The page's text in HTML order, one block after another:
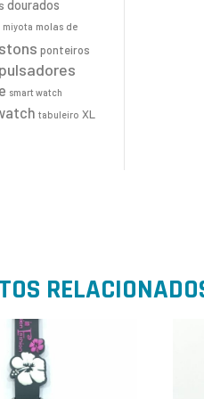
dourados
miyota molas de
ponteiros
pulsadores
smart watch
tabuleiro XL